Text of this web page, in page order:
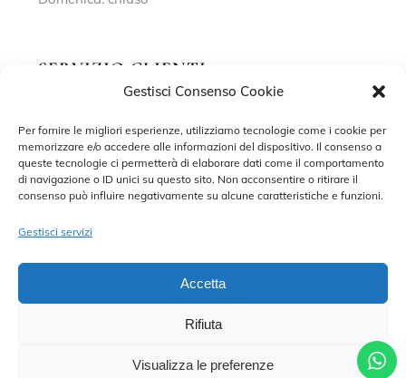
Gestisci Consenso Cookie
Per fornire le migliori esperienze, utilizziamo tecnologie come i cookie per
memorizzare e/o accedere alle informazioni del dispositivo. Il consenso a
queste tecnologie ci permetterà di elaborare dati come il comportamento
di navigazione o ID unici su questo sito. Non acconsentire o ritirare il
consenso può influire negativamente su alcune caratteristiche e funzioni.
Gestisci servizi
Accetta
Rifiuta
Visualizza le preferenze
SERVIZIO CLIENTI
Contatti
Privacy Policy
CONTRADA SANT’ONOFRIO, 58, 66034 LANCIANO (CH) P. IVA
02227590698 – DEVELOPED BY ADRIANO DI MATTEO